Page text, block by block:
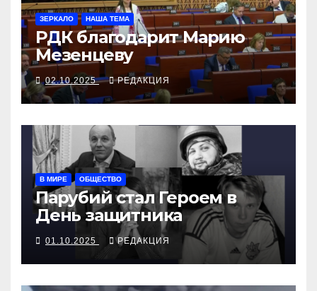
ЗЕРКАЛО НАША ТЕМА
РДК благодарит Марию
Мезенцеву
02.10.2025 РЕДАКЦИЯ
В МИРЕ ОБЩЕСТВО
Парубий стал Героем в
День защитника
01.10.2025 РЕДАКЦИЯ